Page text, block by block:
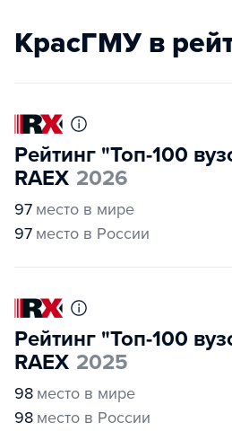
КрасГМУ в
Рейтинг "Топ-100
RAEX 2026
97 место в мире
97 место в России
Рейтинг "Топ-100
RAEX 2025
98 место в мире
98 место в России